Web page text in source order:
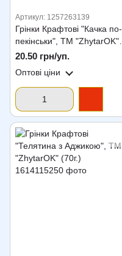
Артикул: 1257263139
Грінки Крафтові "Качка по-
пекінськи", ТМ "ZhytarOK"
(70г.)
20.50 грн/уп.
Оптові ціни